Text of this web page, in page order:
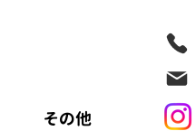
その他